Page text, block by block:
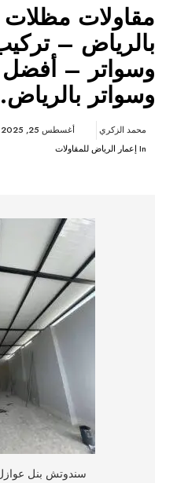
مقاولات
بالرياض –
وسواتر –
وسواتر بالرياض.
محمد الزكري أغسطس 25, 2025
Inإعمار الرياض للمقاولات
سندوتش بنل